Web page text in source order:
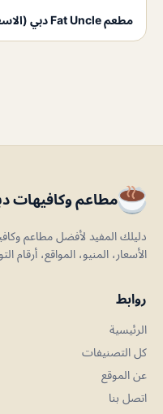
مطعم Fat Uncle دبي (الاسعار + المنيو + الموقع)
مطاعم وكافيهات
دليلك المفيد لأفضل مطاعم
الأسعار، المنيو، المواقع، أرقام
روابط
الرئيسية
كل التصنيفات
عن الموقع
اتصل بنا